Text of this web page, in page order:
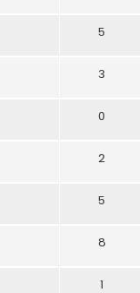
5
3
0
2
5
8
1